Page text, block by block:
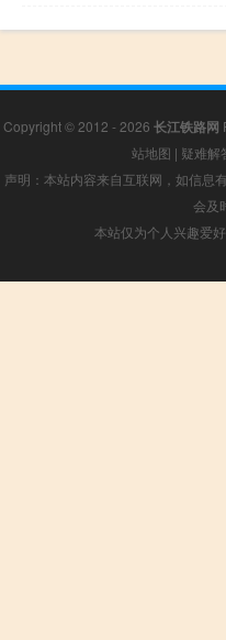
Copyright © 2012 - 2026 长江铁路网
站地图 | 疑难解
声明：本站内容来自互联网，如信息
会及
本站仅为个人兴趣爱